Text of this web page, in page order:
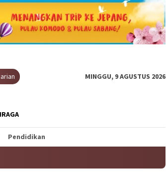
MINGGU, 9 AGUSTUS 2026
Pendidikan